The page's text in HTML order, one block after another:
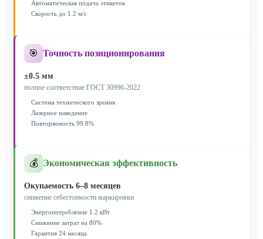
Автоматическая подача этикеток
Скорость до 1.2 м/с
🎯 Точность позиционирования
±0.5 мм
полное соответствие ГОСТ 30996-2022
Система технического зрения
Лазерное наведение
Повторяемость 99.8%
💰 Экономическая эффективность
Окупаемость 6–8 месяцев
снижение себестоимости маркировки
Энергопотребление 1.2 кВт
Снижение затрат на 80%
Гарантия 24 месяца